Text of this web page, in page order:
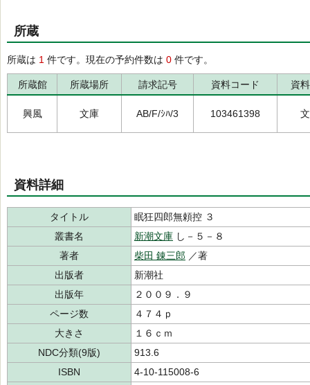
所蔵
所蔵は 1 件です。現在の予約件数は 0 件です。
所蔵館 所蔵場所 請求記号 資料コード 資
興風 文庫 AB/F/ｼﾊ/3 103461398
資料詳細
タイトル
眠狂四郎無頼控 ３
叢書名
新潮文庫 し－５－８
著者
柴田 錬三郎 ／著
出版者
新潮社
出版年
２００９．９
ページ数
４７４ｐ
大きさ
１６ｃｍ
NDC分類(9版)
913.6
ISBN
4-10-115008-6